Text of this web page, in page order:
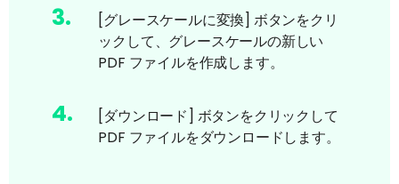
3.
[グレースケールに変換] ボタンをクリ
ックして、グレースケールの新しい
PDF ファイルを作成します。
4.
[ダウンロード] ボタンをクリックして
PDF ファイルをダウンロードします。